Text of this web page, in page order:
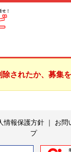
されたか、募集
情報保護方針｜ お問
プ